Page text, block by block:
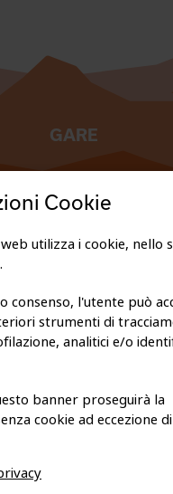
GARE
E COOKIE
Cookie
utilizza i cookie, nello
consenso, l'utente può
strumenti di
analitici e/o
banner proseguirà la
cookie ad eccezione